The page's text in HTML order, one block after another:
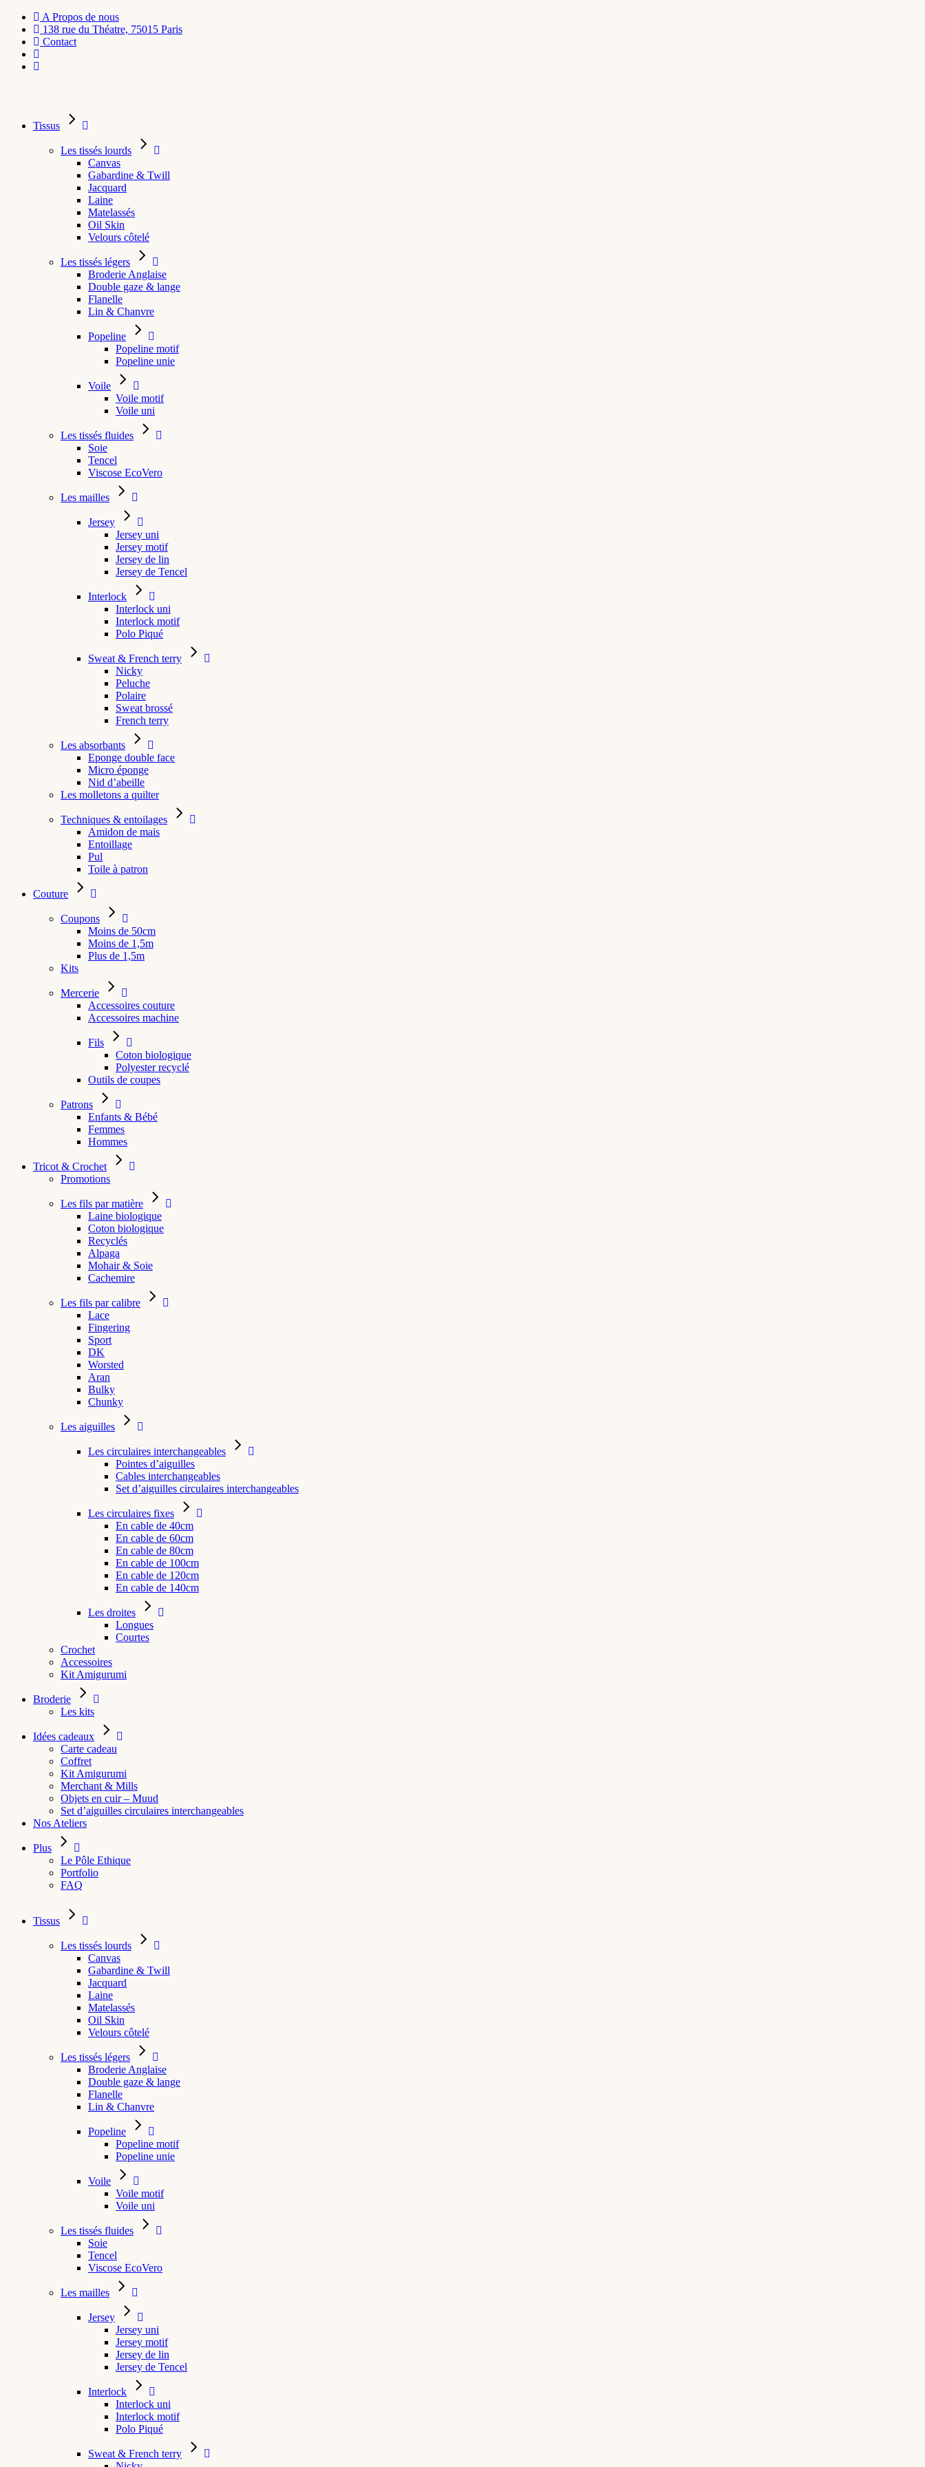
A Propos de nous
138 rue du Théatre, 75015 Paris
Contact
Tissus
Les tissés lourds
Canvas
Gabardine & Twill
Jacquard
Laine
Matelassés
Oil Skin
Velours côtelé
Les tissés légers
Broderie Anglaise
Double gaze & lange
Flanelle
Lin & Chanvre
Popeline
Popeline motif
Popeline unie
Voile
Voile motif
Voile uni
Les tissés fluides
Soie
Tencel
Viscose EcoVero
Les mailles
Jersey
Jersey uni
Jersey motif
Jersey de lin
Jersey de Tencel
Interlock
Interlock uni
Interlock motif
Polo Piqué
Sweat & French terry
Nicky
Peluche
Polaire
Sweat brossé
French terry
Les absorbants
Eponge double face
Micro éponge
Nid d’abeille
Les molletons a quilter
Techniques & entoilages
Amidon de mais
Entoillage
Pul
Toile à patron
Couture
Coupons
Moins de 50cm
Moins de 1,5m
Plus de 1,5m
Kits
Mercerie
Accessoires couture
Accessoires machine
Fils
Coton biologique
Polyester recyclé
Outils de coupes
Patrons
Enfants & Bébé
Femmes
Hommes
Tricot & Crochet
Promotions
Les fils par matière
Laine biologique
Coton biologique
Recyclés
Alpaga
Mohair & Soie
Cachemire
Les fils par calibre
Lace
Fingering
Sport
DK
Worsted
Aran
Bulky
Chunky
Les aiguilles
Les circulaires interchangeables
Pointes d’aiguilles
Cables interchangeables
Set d’aiguilles circulaires interchangeables
Les circulaires fixes
En cable de 40cm
En cable de 60cm
En cable de 80cm
En cable de 100cm
En cable de 120cm
En cable de 140cm
Les droites
Longues
Courtes
Crochet
Accessoires
Kit Amigurumi
Broderie
Les kits
Idées cadeaux
Carte cadeau
Coffret
Kit Amigurumi
Merchant & Mills
Objets en cuir – Muud
Set d’aiguilles circulaires interchangeables
Nos Ateliers
Plus
Le Pôle Ethique
Portfolio
FAQ
Tissus
Les tissés lourds
Canvas
Gabardine & Twill
Jacquard
Laine
Matelassés
Oil Skin
Velours côtelé
Les tissés légers
Broderie Anglaise
Double gaze & lange
Flanelle
Lin & Chanvre
Popeline
Popeline motif
Popeline unie
Voile
Voile motif
Voile uni
Les tissés fluides
Soie
Tencel
Viscose EcoVero
Les mailles
Jersey
Jersey uni
Jersey motif
Jersey de lin
Jersey de Tencel
Interlock
Interlock uni
Interlock motif
Polo Piqué
Sweat & French terry